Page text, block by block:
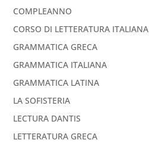
COMPLEANNO
CORSO DI LETTERATURA ITALIANA
GRAMMATICA GRECA
GRAMMATICA ITALIANA
GRAMMATICA LATINA
LA SOFISTERIA
LECTURA DANTIS
LETTERATURA GRECA